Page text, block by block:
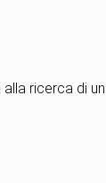
ricerca di